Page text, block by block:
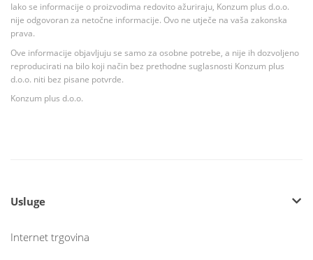
Iako se informacije o proizvodima redovito ažuriraju, Konzum plus d.o.o.
nije odgovoran za netočne informacije. Ovo ne utječe na vaša zakonska
prava.
Ove informacije objavljuju se samo za osobne potrebe, a nije ih dozvoljeno
reproducirati na bilo koji način bez prethodne suglasnosti Konzum plus
d.o.o. niti bez pisane potvrde.
Konzum plus d.o.o.
Usluge
Internet trgovina